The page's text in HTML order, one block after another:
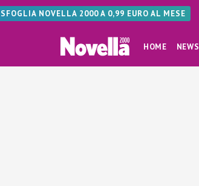
SFOGLIA NOVELLA 2000 A 0,99 EURO AL MESE
HOME NEWS